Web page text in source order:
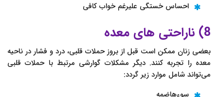
احساس خستگی علیرغم خواب کافی
8) ناراحتی های معده
بعضی زنان ممکن است قبل از بروز حملات قلبی، درد و فشار در ناحیه
معده را تجربه کنند. دیگر مشکلات گوارشی مرتبط با حملات قلبی
می‌تواند شامل موارد زیر گردد: